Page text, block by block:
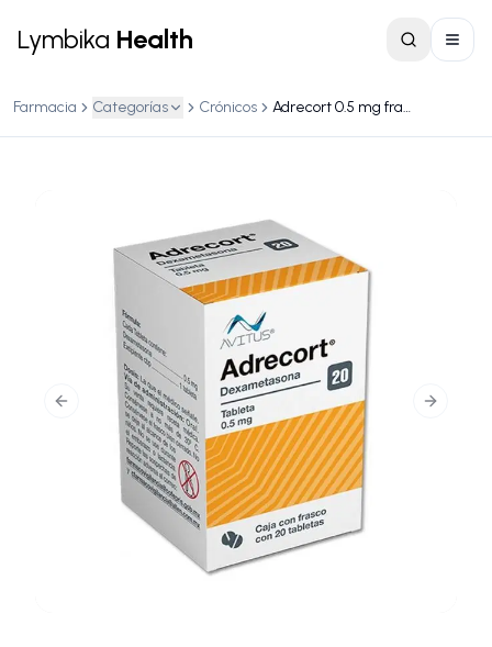
Lymbika Health
Farmacia Categorías Crónicos Adrecort 0.5 mg frasco c/ 20 tabletas
Previous slide Next